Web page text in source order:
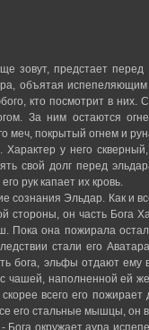
зовут, предстает
объятая
кто посмотрит в них.
За ним остаются
меч, покрытый огнем и
Характер у него
свой долг перед
рук капает их кровь.
сознания Эльдар. Как и
стороны, он часть Бога
Пока она пожирала
стали его
бога, эльфы отдают
чашей, наполненной ей
всего его
его стальные мышцы, он
Бога окружает аура